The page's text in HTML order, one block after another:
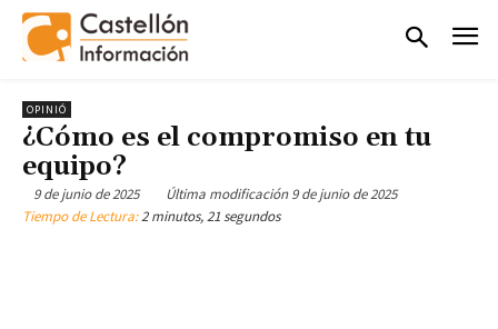
OPINIÓ
¿Cómo es el compromiso en tu
equipo?
9 de junio de 2025 Última modificación 9 de junio de 2025
Tiempo de Lectura:2 minutos, 21 segundos